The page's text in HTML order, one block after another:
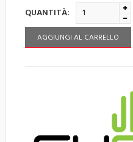
QUANTITÀ:
AGGIUNGI AL CARRELLO